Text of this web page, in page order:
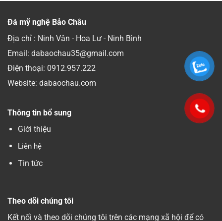
Đá mỹ nghệ Bảo Châu
Địa chỉ : Ninh Vân - Hoa Lư - Ninh Bình
Email: dabaochau35@gmail.com
Điện thoại: 0912.957.222
Website: dabaochau.com
Thông tin bổ sung
Giới thiệu
Liên hệ
Tin tức
Theo dõi chúng tôi
Kết nối và theo dõi chúng tôi trên các mạng xã hội để có